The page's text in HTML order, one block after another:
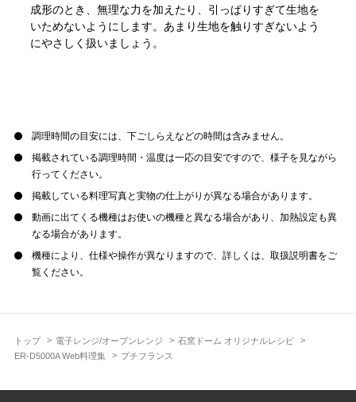
トップ 電子レンジ/オーブンレンジ
石窯ドーム オリジナルレシピ
ER-D5000A Web料理集
プチフランス
成形のとき、無理な力を加えたり、引っぱりすぎて生地を
いためないようにします。あまり生地を触りすぎないよう
にやさしく扱いましょう。
調理時間の目安には、下ごしらえなどの時間は含みません。
掲載されている調理時間・温度は一応の目安ですので、様子を見ながら
行ってください。
掲載している料理写真と実物の仕上がりが異なる場合があります。
動画に出てくる機種はお使いの機種と異なる場合があり、加熱設定も異
なる場合があります。
機種により、仕様や操作が異なりますので、詳しくは、取扱説明書をご
覧ください。